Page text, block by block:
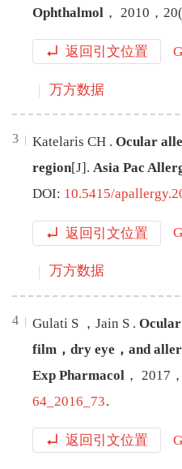
Ophthalmol ， 2010 ， 20(
返回引文位置
万方数据
3 Katelaris CH . Ocular
region[J] . Asia Pac
DOI: 10.5415/
返回引文位置
万方数据
4 Gulati S ， Jain S .
film，dry eye，and
Exp Pharmacol ， 2017 ，
64_2016_73.
返回引文位置